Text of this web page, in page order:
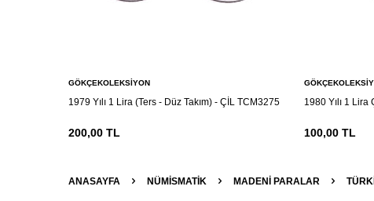
GÖKÇEKOLEKSIYON
1979 Yılı 1 Lira (Ters - Düz Takım) - ÇİL TCM3275
200,00 TL
1980 Yılı 1
100,00 TL
ANASAYFA NÜMİSMATİK MADENI PARALAR